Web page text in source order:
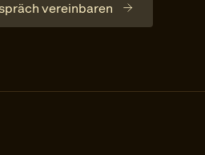
vereinbaren